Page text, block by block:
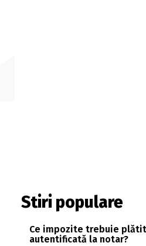
Stiri populare
Ce impozite trebuie
autentificată la notar?